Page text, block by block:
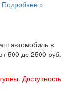
Подробнее »
автомобиль в
500 до 2500 руб.
Доступность